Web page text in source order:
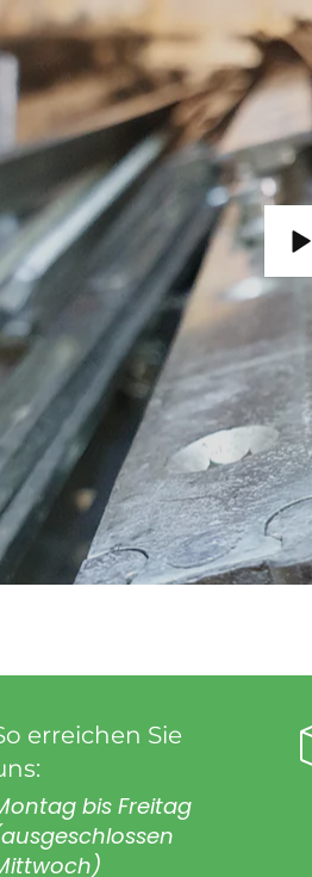
erreichen Sie
bis Freitag